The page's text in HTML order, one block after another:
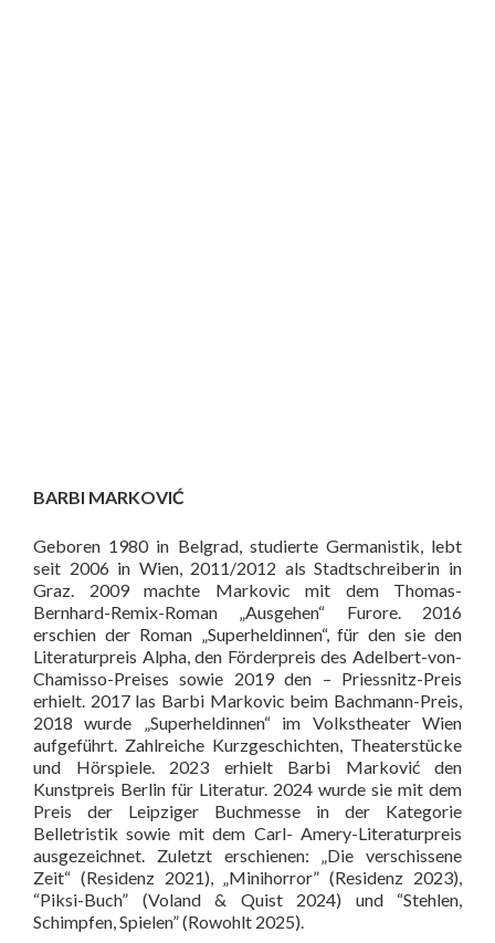
BARBI MARKOVIĆ
Geboren 1980 in Belgrad, studierte Germanistik, lebt
seit 2006 in Wien, 2011/2012 als Stadtschreiberin in
Graz. 2009 machte Markovic mit dem Thomas-
Bernhard-Remix-Roman „Ausgehen“ Furore. 2016
erschien der Roman „Superheldinnen“, für den sie den
Literaturpreis Alpha, den Förderpreis des Adelbert-von-
Chamisso-Preises sowie 2019 den – Priessnitz-Preis
erhielt. 2017 las Barbi Markovic beim Bachmann-Preis,
2018 wurde „Superheldinnen“ im Volkstheater Wien
aufgeführt. Zahlreiche Kurzgeschichten, Theaterstücke
und Hörspiele. 2023 erhielt Barbi Marković den
Kunstpreis Berlin für Literatur. 2024 wurde sie mit dem
Preis der Leipziger Buchmesse in der Kategorie
Belletristik sowie mit dem Carl- Amery-Literaturpreis
ausgezeichnet. Zuletzt erschienen: „Die verschissene
Zeit“ (Residenz 2021), „Minihorror” (Residenz 2023),
“Piksi-Buch” (Voland & Quist 2024) und “Stehlen,
Schimpfen, Spielen” (Rowohlt 2025).